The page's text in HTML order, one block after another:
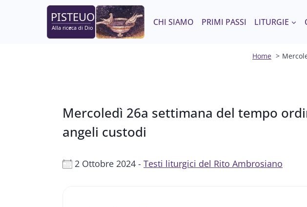
CHI SIAMO PRIMI PASSI LITURGIE
Home
Mercoledì 26a settimana del tempo
angeli custodi
2 Ottobre 2024 - Testi liturgici del Rito Ambrosiano